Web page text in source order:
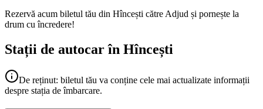
Rezervă acum biletul tău din Hîncești către Adjud și pornește la
drum cu încredere!
Stații de autocar în Hîncești
De reținut: biletul tău va conține cele mai actualizate informații
despre stația de îmbarcare.